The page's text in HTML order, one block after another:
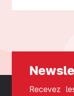
Recevez